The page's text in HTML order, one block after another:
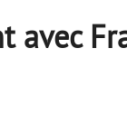
avec